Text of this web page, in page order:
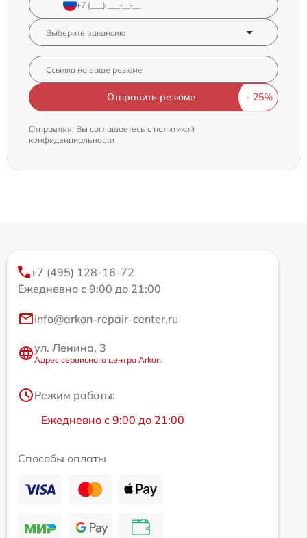
Отправить резюме
Отправляя, Вы соглашаетесь с политикой
конфиденциальности
+7 (495) 128-16-72
Ежедневно с 9:00 до 21:00
info@arkon-repair-center.ru
ул. Ленина, 3
Адрес сервисного центра Arkon
Режим работы:
Ежедневно с 9:00 до 21:00
Способы оплаты